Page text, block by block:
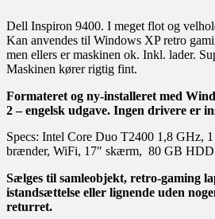
Dell Inspiron 9400. I meget flot og
Kan anvendes til Windows XP retro
men ellers er maskinen ok. Inkl. lader.
Maskinen kører rigtig fint.
Formateret og ny-installeret med
2 – engelsk udgave. Ingen drivere er
Specs: Intel Core Duo T2400 1,8 GHz,
brænder, WiFi, 17″ skærm, 80 GB
Sælges til samleobjekt, retro-gaming
istandsættelse eller lignende uden
returret.